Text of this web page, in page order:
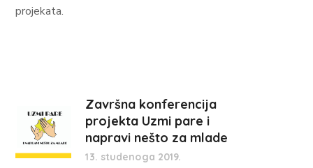
projekata.
Završna konferencija
projekta Uzmi pare i
napravi nešto za mlade
13. studenoga 2019.